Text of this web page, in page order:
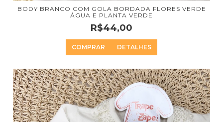
BODY BRANCO COM GOLA BORDADA FLORES VERDE
ÁGUA E PLANTA VERDE
R$44,00
COMPRAR DETALHES